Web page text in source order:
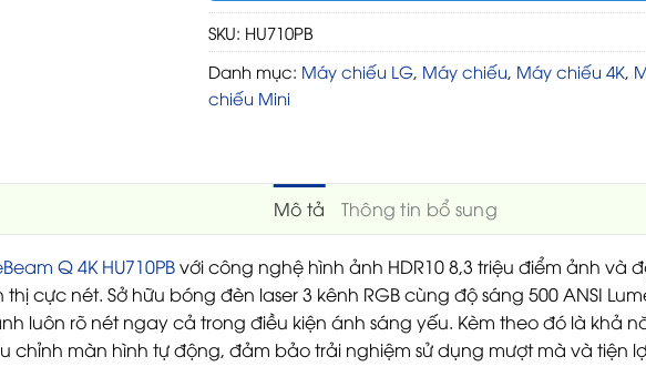
SKU: HU710PB
Danh mục: Máy chiếu LG, Máy chiếu, Máy chiếu 4K,
chiếu Mini
Mô tả Thông tin bổ sung
Q 4K HU710PBvới công nghệ hình ảnh HDR10 8,3 triệu điểm ảnh và
cực nét. Sở hữu bóng đèn laser 3 kênh RGB cùng độ sáng 500 ANSI
luôn rõ nét ngay cả trong điều kiện ánh sáng yếu. Kèm theo đó là khả
chỉnh màn hình tự động, đảm bảo trải nghiệm sử dụng mượt mà và tiện